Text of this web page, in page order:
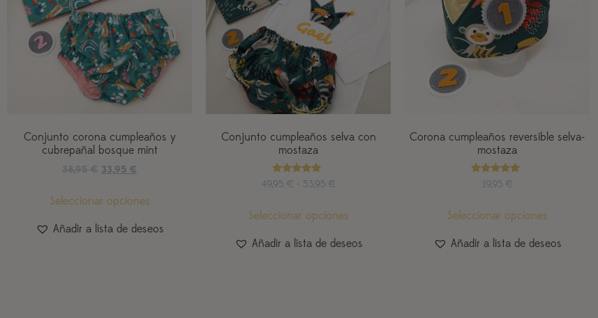
Conjunto corona cumpleaños y
cubrepañal bosque mint
38,95€ 33,95 €
Seleccionar opciones
Añadir a lista de deseos
Conjunto cumpleaños selva con
mostaza
Valorado
con
49,95 € - 53,95 €
Seleccionar opciones
Añadir a lista de deseos
Corona cumpleaños reversible selva-
mostaza
Valorado
con
19,95 €
Seleccionar opciones
Añadir a lista de deseos